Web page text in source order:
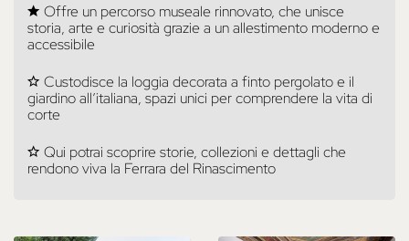
Offre un percorso museale rinnovato, che unisce
storia, arte e curiosità grazie a un allestimento moderno e
accessibile
Custodisce la loggia decorata a finto pergolato e il
giardino all’italiana, spazi unici per comprendere la vita di
corte
Qui potrai scoprire storie, collezioni e dettagli che
rendono viva la Ferrara del Rinascimento